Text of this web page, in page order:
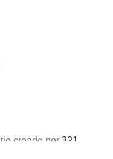
creado por 321